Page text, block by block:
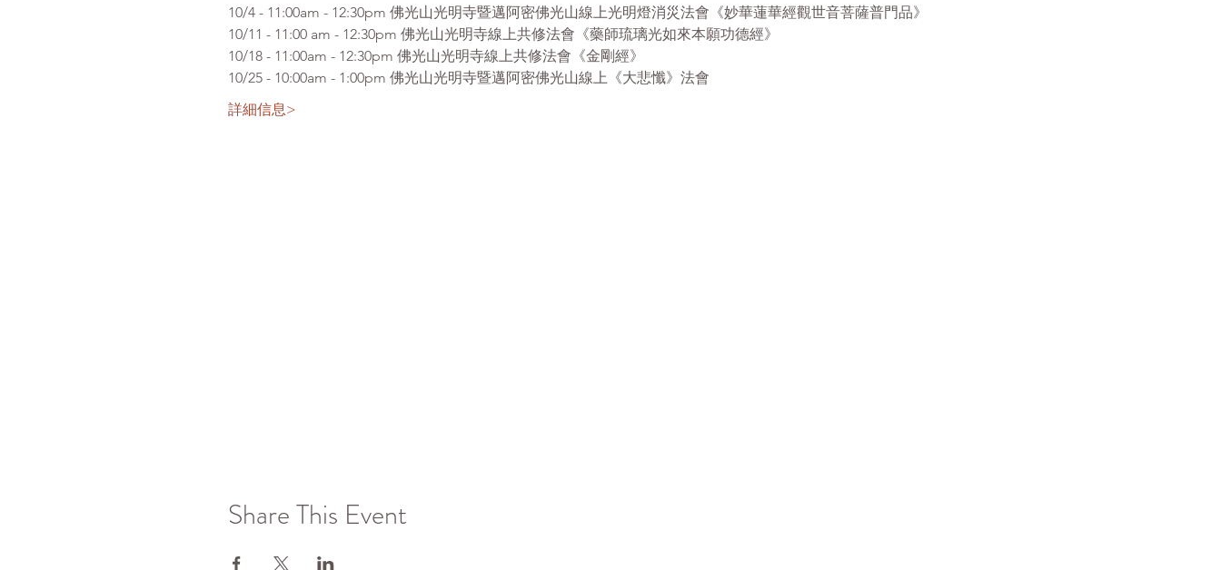
10/4 - 11:00am - 12:30pm 佛光山光明寺暨邁阿密佛光山線上光明燈消災法會《妙華蓮華經觀世音菩薩普門品》
10/11 - 11:00 am - 12:30pm 佛光山光明寺線上共修法會《藥師琉璃光如來本願功德經》
10/18 - 11:00am - 12:30pm 佛光山光明寺線上共修法會《金剛經》
10/25 - 10:00am - 1:00pm 佛光山光明寺暨邁阿密佛光山線上《大悲懺》法會
詳細信息>
Share This Event